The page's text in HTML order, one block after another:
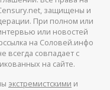
защищены и
При полном или
или новостей
на Соловей.инфо
всегда совпадает с
на сайте.
экстремистскими и